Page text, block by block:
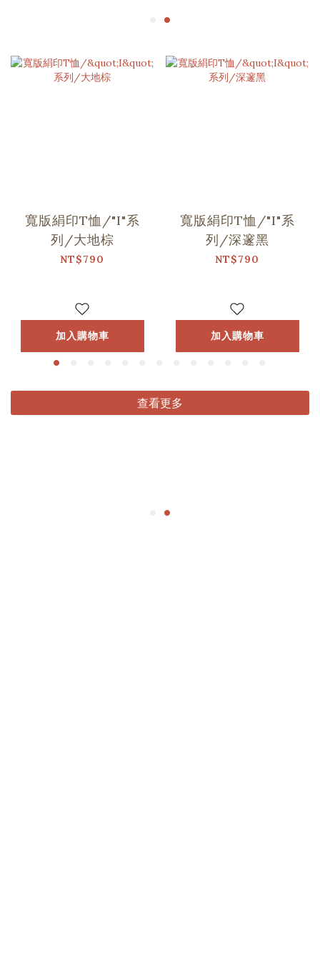
寬版絹印T恤/"I"系
列/大地棕
NT$790
加入購物車
寬版絹印T恤/"I"系
列/深邃黑
NT$790
加入購物車
查看更多